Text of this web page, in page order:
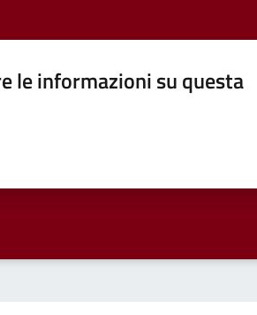
le informazioni su questa